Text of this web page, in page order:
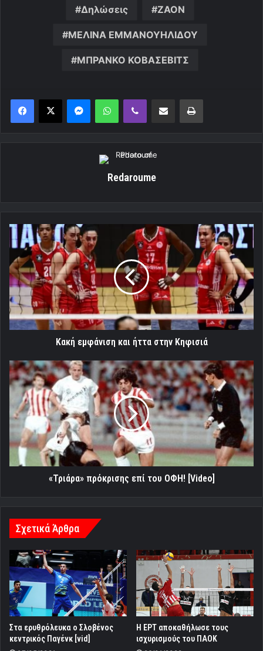
Δηλώσεις ΖΑΟΝ
ΜΕΛΙΝΑ ΕΜΜΑΝΟΥΗΛΙΔΟΥ
ΜΠΡΑΝΚΟ ΚΟΒΑΣΕΒΙΤΣ
MessengerWhatsAppViber Κοινοποίηση μέσω ηλεκτρονικού ταχυδρομείουΕκτύπωση
Redaroume
Kακή
εμφάνιση
ήττα
στην
Κηφισιά
Kακή εμφάνιση και ήττα στην Κηφισιά
«Τριάρα»
πρόκρισης
επί
του
ΟΦΗ!
[Video]
«Τριάρα» πρόκρισης επί του ΟΦΗ! [Video]
Σχετικά Άρθρα
Στα ερυθρόλευκα ο Σλοβένος
κεντρικός Παγένκ [vid]
Η ΕΡΤ αποκαθήλωσε τους
ισχυρισμούς του ΠΑΟΚ